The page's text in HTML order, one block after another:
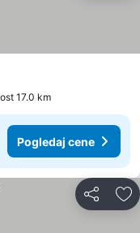
17.0 km
Pogledaj cene
Deli